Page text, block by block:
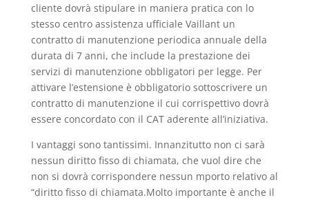
cliente dovrà stipulare in maniera pratica con lo
stesso centro assistenza ufficiale Vaillant un
contratto di manutenzione periodica annuale della
durata di 7 anni, che include la prestazione dei
servizi di manutenzione obbligatori per legge. Per
attivare l’estensione è obbligatorio sottoscrivere un
contratto di manutenzione il cui corrispettivo dovrà
essere concordato con il CAT aderente all’iniziativa.
I vantaggi sono tantissimi. Innanzitutto non ci sarà
nessun diritto fisso di chiamata, che vuol dire che
non si dovrà corrispondere nessun mporto relativo al
“diritto fisso di chiamata.Molto importante è anche il